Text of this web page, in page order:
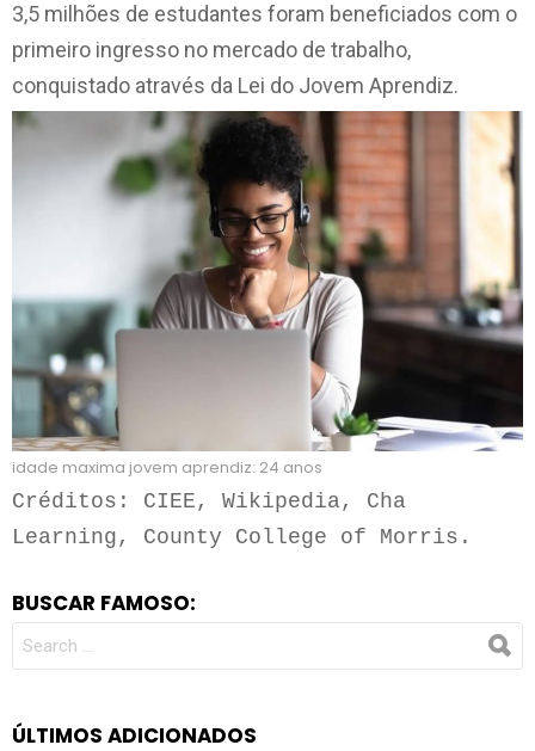
3,5 milhões de estudantes foram beneficiados com o
primeiro ingresso no mercado de trabalho,
conquistado através da Lei do Jovem Aprendiz.
idade maxima jovem aprendiz: 24 anos
Créditos: CIEE, Wikipedia, Cha
Learning, County College of Morris.
BUSCAR FAMOSO:
FOR:
ÚLTIMOS ADICIONADOS